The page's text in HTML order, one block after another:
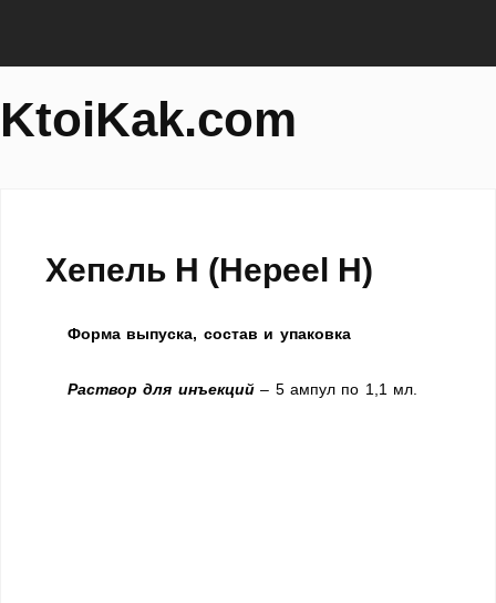
KtoiKak.com
Хепель Н (Hepeel H)
Форма выпуска, состав и упаковка
Раствор для инъекций– 5 ампул по 1,1 мл.